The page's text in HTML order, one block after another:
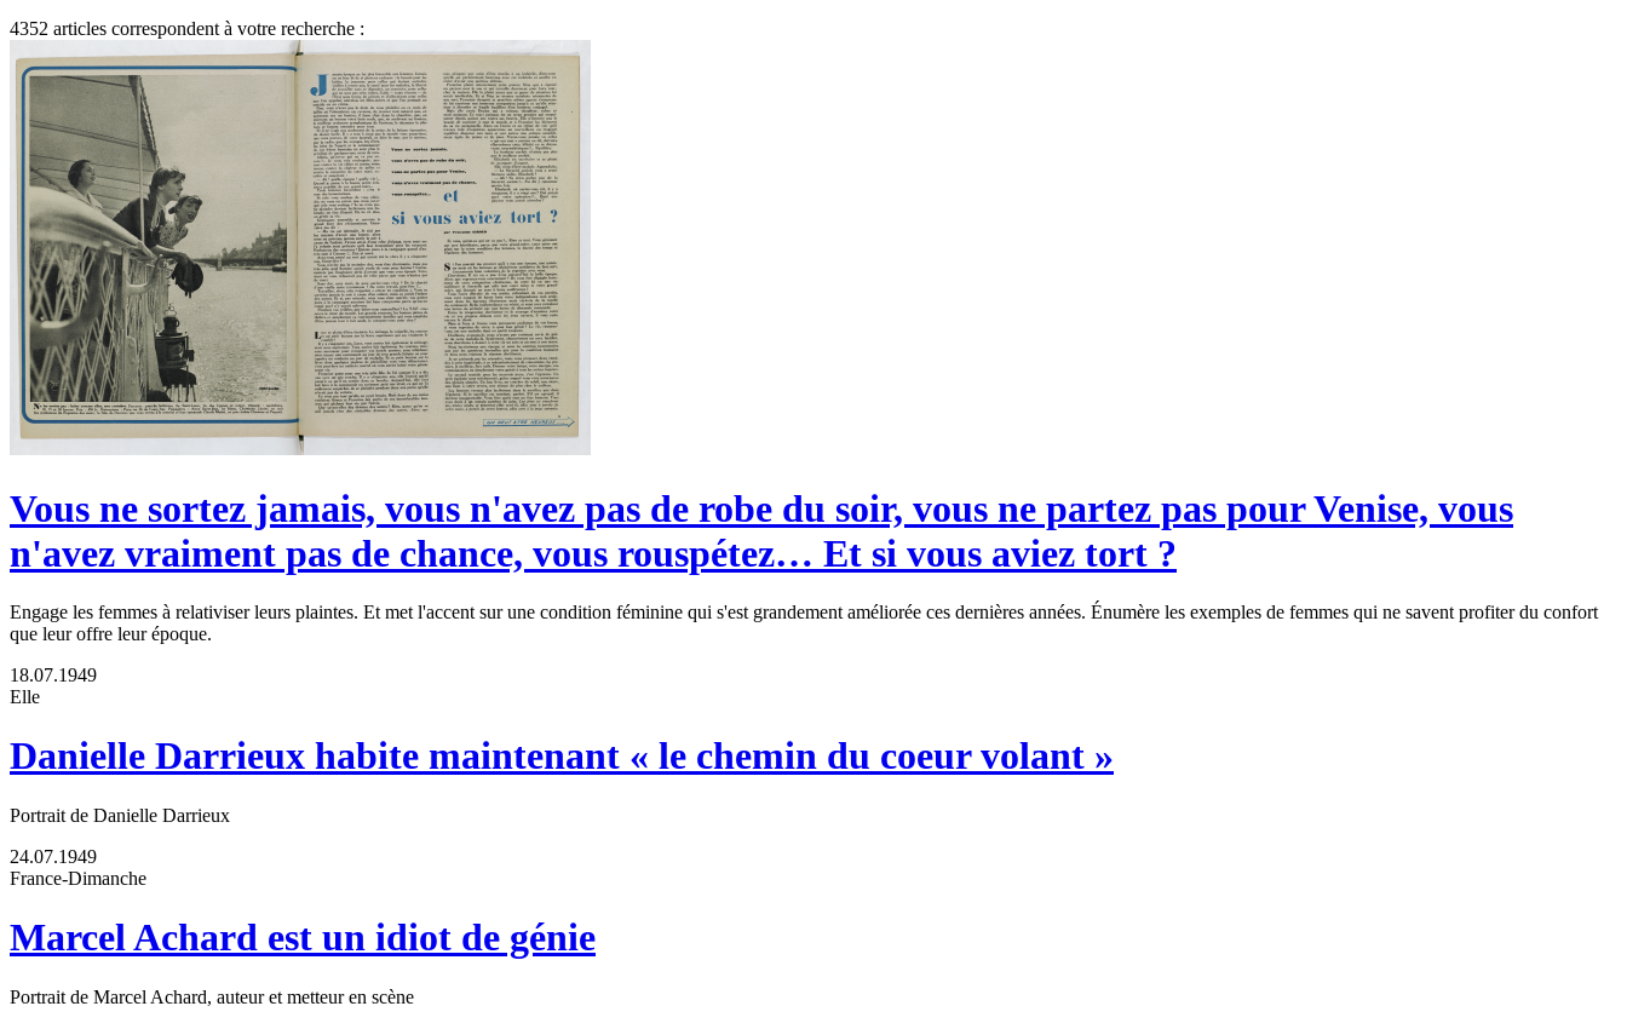
4352 articles correspondent à votre recherche :
Vous ne sortez jamais, vous n'avez pas de robe du soir, vous ne partez pas pour Venise, vous
n'avez vraiment pas de chance, vous rouspétez… Et si vous aviez tort ?
Engage les femmes à relativiser leurs plaintes. Et met l'accent sur une condition féminine qui s'est grandement améliorée ces dernières années. Énumère les exemples de femmes qui ne savent profiter du confort
que leur offre leur époque.
18.07.1949
Elle
Danielle Darrieux habite maintenant « le chemin du coeur volant »
Portrait de Danielle Darrieux
24.07.1949
France-Dimanche
Marcel Achard est un idiot de génie
Portrait de Marcel Achard, auteur et metteur en scène